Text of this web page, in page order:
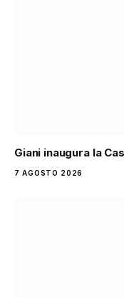
Giani inaugura la
7 AGOSTO 2026